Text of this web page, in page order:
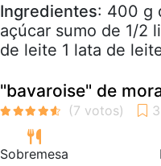
Ingredientes: 400 g
açúcar sumo de 1/2
de leite 1 lata de
"bavaroise" de
Sobremesa